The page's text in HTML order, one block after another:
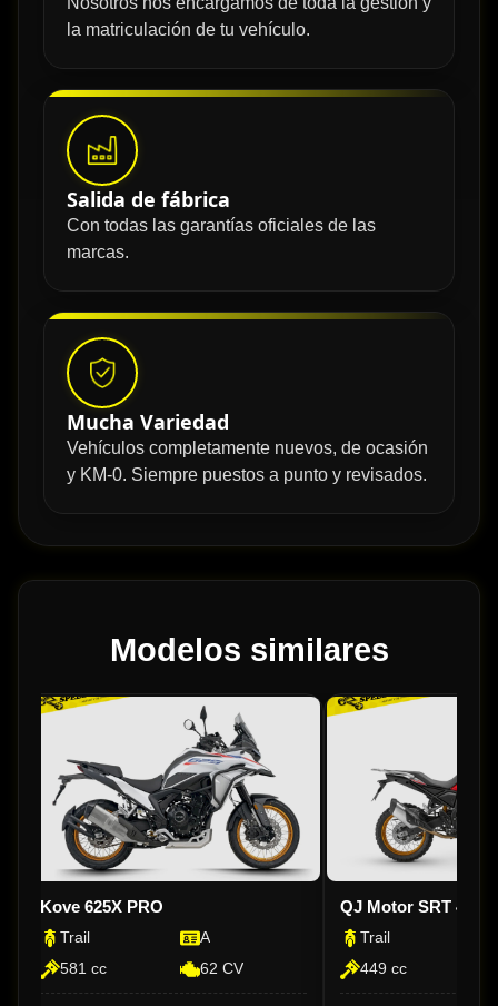
la matriculación de tu vehículo.
Salida de fábrica
Con todas las garantías oficiales de las
marcas.
Mucha Variedad
Vehículos completamente nuevos, de ocasión
y KM-0. Siempre puestos a punto y revisados.
Modelos similares
Kove 625X PRO
Trail
A
581 cc
62 CV
QJ Motor SRT 450
Trail
449 cc